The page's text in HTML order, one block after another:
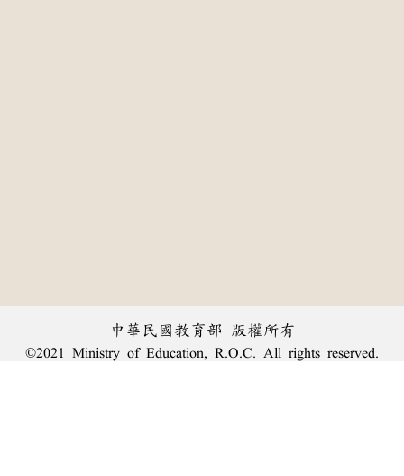
中華民國教育部 版權所有
©2021 Ministry of Education, R.O.C. All rights reserved.